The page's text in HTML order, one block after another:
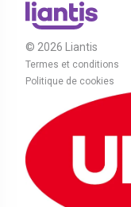
© 2026 Liantis
Termes et conditions
Politique de cookies